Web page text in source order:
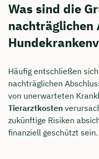
Was sind die
nachträglichen
Häufig entschließen
nachträglichen
von unerwarteten
Tierarztkosten
zukünftige Risiken
finanziell geschützt sein.